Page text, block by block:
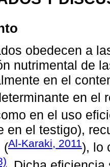
obedecen a
nutrimental de
en el
en el
en el uso
en el testigo),
(Al-Karaki, 2011), lo